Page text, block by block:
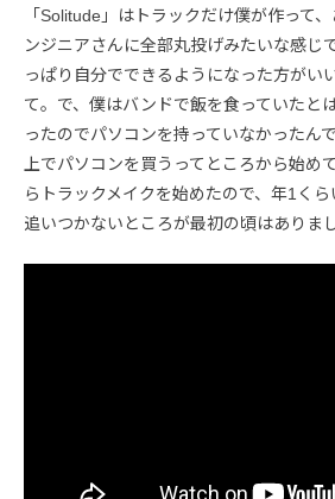
「Solitude」はトラックだけ僕が作って
ンジニアさんに全部丸投げみたいな感じ
っぱり自分でできるようになった方がい
て。で、僕はバンドで飯を食っていたと
ったのでパソコンを持っていなかったん
上でパソコンを買うってところから始め
らトラックメイクを始めたので、年1く
追いつかないところが最初の頃はありま